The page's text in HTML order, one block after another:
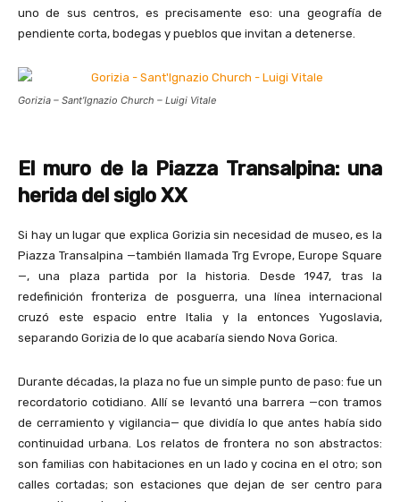
uno de sus centros, es precisamente eso: una geografía de
pendiente corta, bodegas y pueblos que invitan a detenerse.
Gorizia – Sant’Ignazio Church – Luigi Vitale
El muro de la Piazza Transalpina: una
herida del siglo XX
Si hay un lugar que explica Gorizia sin necesidad de museo, es la
Piazza Transalpina —también llamada Trg Evrope, Europe Square
—, una plaza partida por la historia. Desde 1947, tras la
redefinición fronteriza de posguerra, una línea internacional
cruzó este espacio entre Italia y la entonces Yugoslavia,
separando Gorizia de lo que acabaría siendo Nova Gorica.
Durante décadas, la plaza no fue un simple punto de paso: fue un
recordatorio cotidiano. Allí se levantó una barrera —con tramos
de cerramiento y vigilancia— que dividía lo que antes había sido
continuidad urbana. Los relatos de frontera no son abstractos:
son familias con habitaciones en un lado y cocina en el otro; son
calles cortadas; son estaciones que dejan de ser centro para